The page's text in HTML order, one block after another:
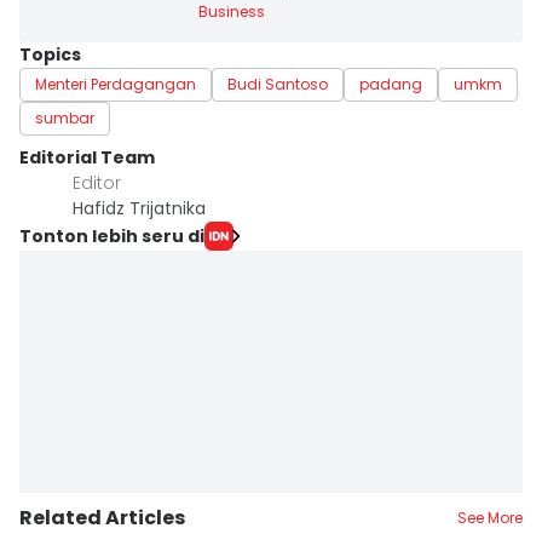
Business
Topics
Menteri Perdagangan Budi Santoso padang
umkm
sumbar
Editorial Team
Editor
Hafidz Trijatnika
Tonton lebih seru di
Related Articles See More